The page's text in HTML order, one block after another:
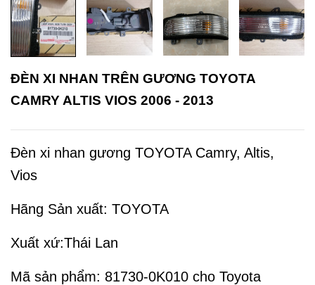
ĐÈN XI NHAN TRÊN GƯƠNG TOYOTA
CAMRY ALTIS VIOS 2006 - 2013
Đèn xi nhan gương TOYOTA Camry, Altis,
Vios
Hãng Sản xuất: TOYOTA
Xuất xứ:Thái Lan
Mã sản phẩm: 81730-0K010 cho Toyota